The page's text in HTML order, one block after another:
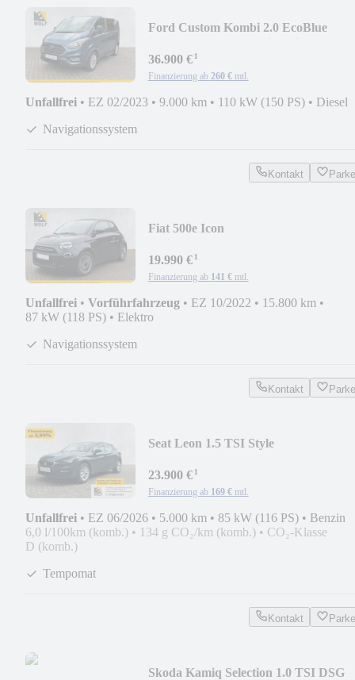
Ford Custom Kombi 2.0 EcoBlue
36.900 €¹
Finanzierung ab 260 € mtl.
Unfallfrei • EZ 02/2023 • 9.000 km • 110 kW (150 PS) • Diesel
Navigationssystem
Kontakt
Fiat 500e Icon
19.990 €¹
Finanzierung ab 141 € mtl.
Unfallfrei • Vorführfahrzeug • EZ 10/2022 • 15.800 km •
87 kW (118 PS) • Elektro
Navigationssystem
Kontakt
Seat Leon 1.5 TSI Style
23.900 €¹
Finanzierung ab 169 € mtl.
Unfallfrei • EZ 06/2026 • 5.000 km • 85 kW (116 PS) • Benzin
6,0 l/100km (komb.) • 134 g CO₂/km (komb.) • CO₂-Klasse
D (komb.)
Tempomat
Kontakt
Skoda Kamiq Selection 1.0 TSI DSG